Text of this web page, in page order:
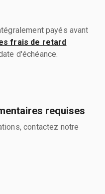
payés avant
frais de retard
d'échéance.
requises
contactez notre